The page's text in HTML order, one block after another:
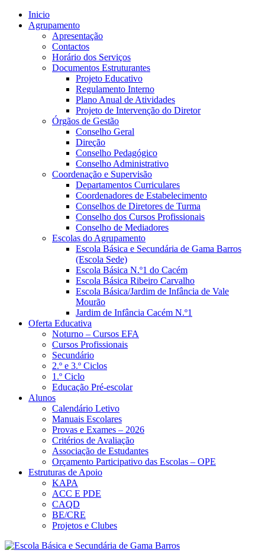
Inicio
Agrupamento
Apresentação
Contactos
Horário dos Serviços
Documentos Estruturantes
Projeto Educativo
Regulamento Interno
Plano Anual de Atividades
Projeto de Intervenção do Diretor
Órgãos de Gestão
Conselho Geral
Direção
Conselho Pedagógico
Conselho Administrativo
Coordenação e Supervisão
Departamentos Curriculares
Coordenadores de Estabelecimento
Conselhos de Diretores de Turma
Conselho dos Cursos Profissionais
Conselho de Mediadores
Escolas do Agrupamento
Escola Básica e Secundária de Gama Barros
(Escola Sede)
Escola Básica N.º1 do Cacém
Escola Básica Ribeiro Carvalho
Escola Básica/Jardim de Infância de Vale
Mourão
Jardim de Infância Cacém N.º1
Oferta Educativa
Noturno – Cursos EFA
Cursos Profissionais
Secundário
2.º e 3.º Ciclos
1.º Ciclo
Educação Pré-escolar
Alunos
Calendário Letivo
Manuais Escolares
Provas e Exames – 2026
Critérios de Avaliação
Associação de Estudantes
Orçamento Participativo das Escolas – OPE
Estruturas de Apoio
KAPA
ACC E PDE
CAQD
BE/CRE
Projetos e Clubes